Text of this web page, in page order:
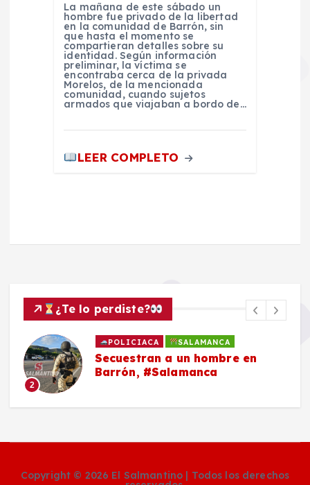
La mañana de este sábado un
hombre fue privado de la libertad
en la comunidad de Barrón, sin
que hasta el momento se
compartieran detalles sobre su
identidad. Según información
preliminar, la víctima se
encontraba cerca de la privada
Morelos, de la mencionada
comunidad, cuando sujetos
armados que viajaban a bordo de…
LEER COMPLETO
¿Te lo perdiste?
2
POLICIACA SALAMANCA
Secuestran a un hombre en
Barrón, #Salamanca
Copyright © 2026 El Salmantino | Todos los derechos